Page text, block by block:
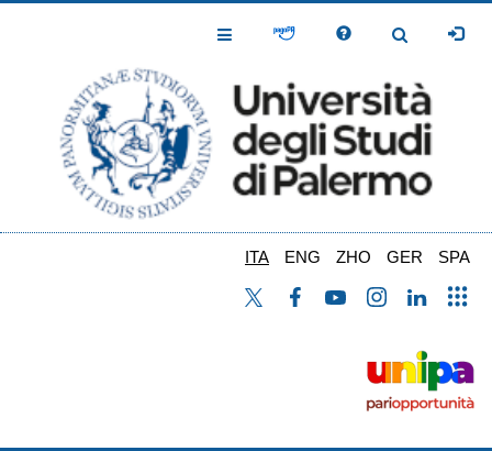
Toggle
Toggle
ITA ENG ZHO GER SPA